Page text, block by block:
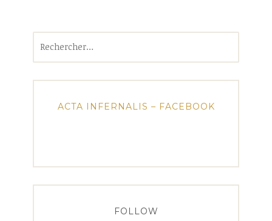
ACTA INFERNALIS – FACEBOOK
FOLLOW